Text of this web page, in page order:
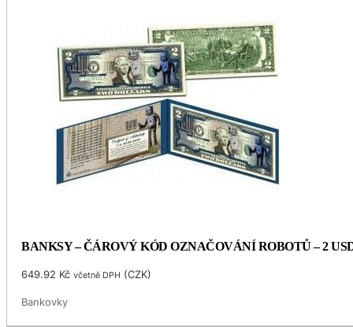
BANKSY – ČÁROVÝ KÓD OZNAČOVÁNÍ ROBOTŮ – 2
649.92 Kč včetně DPH (CZK)
Bankovky